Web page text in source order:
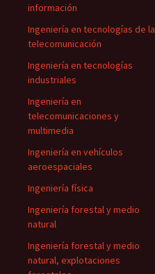
información
Ingeniería en tecnologías de la
telecomunicación
Ingeniería en tecnologías
industriales
Ingeniería en
telecomunicaciones y
multimedia
Ingeniería en vehículos
aeroespaciales
Ingeniería física
Ingeniería forestal y medio
natural
Ingeniería forestal y medio
natural, explotaciones